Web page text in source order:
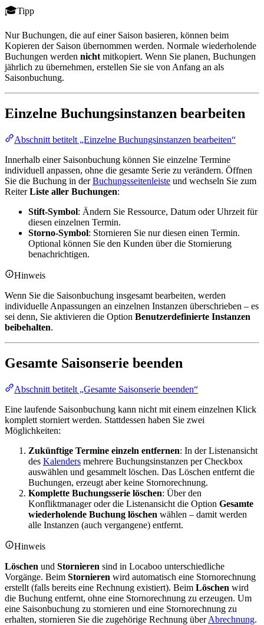
Tipp
Nur Buchungen, die auf einer Saison basieren, können beim
Kopieren der Saison übernommen werden. Normale wiederholende
Buchungen werden nicht mitkopiert. Wenn Sie planen, Buchungen
jährlich zu übernehmen, erstellen Sie sie von Anfang an als
Saisonbuchung.
Einzelne Buchungsinstanzen bearbeiten
Abschnitt betitelt „Einzelne Buchungsinstanzen bearbeiten“
Innerhalb einer Saisonbuchung können Sie einzelne Termine
individuell anpassen, ohne die gesamte Serie zu verändern. Öffnen
Sie die Buchung in derBuchungsseitenleiste und wechseln Sie zum
ReiterListe aller Buchungen:
Stift-Symbol: Ändern Sie Ressource, Datum oder Uhrzeit für
diesen einzelnen Termin.
Storno-Symbol: Stornieren Sie nur diesen einen Termin.
Optional können Sie den Kunden über die Stornierung
benachrichtigen.
Hinweis
Wenn Sie die Saisonbuchung insgesamt bearbeiten, werden
individuelle Anpassungen an einzelnen Instanzen überschrieben – es
sei denn, Sie aktivieren die Option Benutzerdefinierte Instanzen
beibehalten.
Gesamte Saisonserie beenden
Abschnitt betitelt „Gesamte Saisonserie beenden“
Eine laufende Saisonbuchung kann nicht mit einem einzelnen Klick
komplett storniert werden. Stattdessen haben Sie zwei
Möglichkeiten:
Zukünftige Termine einzeln entfernen: In der Listenansicht
des Kalenders mehrere Buchungsinstanzen per Checkbox
auswählen und gesammelt löschen. Das Löschen entfernt die
Buchungen, erzeugt aber keine Stornorechnung.
Komplette Buchungsserie löschen: Über den
Konfliktmanager oder die Listenansicht die Option Gesamte
wiederholende Buchung löschen wählen – damit werden
alle Instanzen (auch vergangene) entfernt.
Hinweis
Löschen und Stornieren sind in Locaboo unterschiedliche
Vorgänge. Beim Stornieren wird automatisch eine Stornorechnung
erstellt (falls bereits eine Rechnung existiert). Beim Löschen wird
die Buchung entfernt, ohne eine Stornorechnung zu erzeugen. Um
eine Saisonbuchung zu stornieren und eine Stornorechnung zu
erhalten, stornieren Sie die zugehörige Rechnung überAbrechnung.